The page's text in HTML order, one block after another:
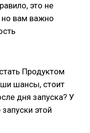
это не
но вам важно
Продуктом
шансы, стоит
дня запуска? У
этой